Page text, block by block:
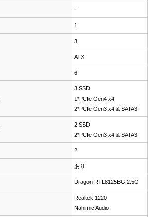
-
1
3
ATX
6
3 SSD
1*PCIe Gen4 x4
2*PCIe Gen3 x4 & SATA3
2 SSD
2*PCIe Gen3 x4 & SATA3
2
あり
Dragon RTL8125BG 2.5G
Realtek 1220
Nahimic Audio